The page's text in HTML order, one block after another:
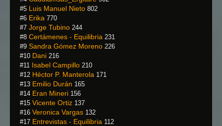
#5 Luis Manuel Nieto 802
#6 Erika 770
#7 Jorge Tubino 244
#8 Certámenes - Equilibria 231
#9 Sandra Gómez Moreno 226
#10 Dani 216
#11 Isabel Campillo 210
#12 Héctor P. Manterola 171
#13 Emilio Durán 165
#14 Eran Mineri 156
#15 Vicente Ortiz 137
#16 Veronica Vargas 132
#17 Entrevistas - Equilibria 112